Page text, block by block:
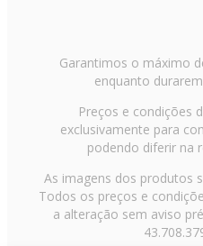
Garantimos o máximo
enquanto
Preços e condições
exclusivamente para
podendo diferir na
As imagens dos produtos
Todos os preços e
a alteração sem aviso